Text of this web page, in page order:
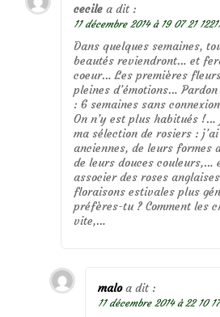
cecile a dit :
11 décembre 2014 à 19 07 21
Dans quelques semaines,
beautés reviendront… et
coeur… Les premières
pleines d’émotions…
: 6 semaines sans
On n’y est plus habitués !…
ma sélection de rosiers :
anciennes, de leurs formes
de leurs douces couleurs,…
associer des roses
floraisons estivales plus
préfères-tu ? Comment les
vite,…
malo a dit :
11 décembre 2014 à 22 10